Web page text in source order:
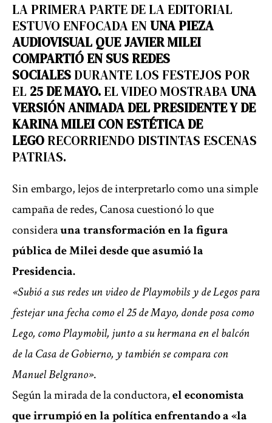
LA PRIMERA PARTE DE LA EDITORIAL
ESTUVO ENFOCADA EN UNA PIEZA
AUDIOVISUAL QUE JAVIER MILEI
COMPARTIÓ EN SUS REDES
SOCIALES DURANTE LOS FESTEJOS POR
EL 25 DE MAYO. EL VIDEO MOSTRABAUNA
VERSIÓN ANIMADA DEL PRESIDENTE Y DE
KARINA MILEI CON ESTÉTICA DE
LEGO RECORRIENDO DISTINTAS ESCENAS
PATRIAS.
Sin embargo, lejos de interpretarlo como una simple
campaña de redes, Canosa cuestionó lo que
considerauna transformación en la figura
pública de Milei desde que asumió la
Presidencia.
«Subió a sus redes un video de Playmobils y de Legos para
festejar una fecha como el 25 de Mayo, donde posa como
Lego, como Playmobil, junto a su hermana en el balcón
de la Casa de Gobierno, y también se compara con
Manuel Belgrano».
Según la mirada de la conductora,el economista
que irrumpió en la política enfrentando a «la